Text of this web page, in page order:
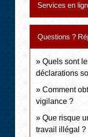
Services en
Questions ?
Quels sont
déclarations
Comment
vigilance ?
Que risque
travail illégal ?